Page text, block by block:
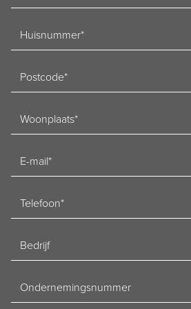
Huisnummer
Postcode
Woonplaats
mailadres
Telefoon
Bedrijf
Ondernemingsnummer